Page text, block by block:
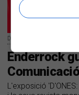
D'Ones
Enderrock
L'exposició